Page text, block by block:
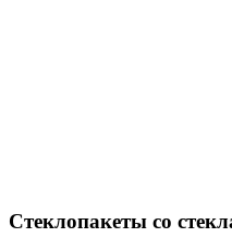
Стеклопакеты со